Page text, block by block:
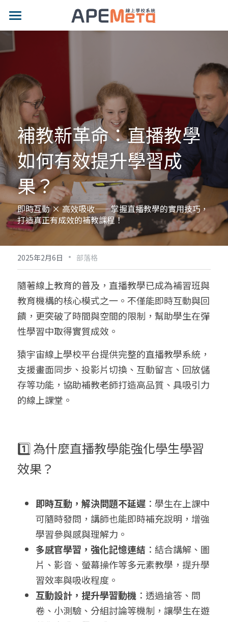
品牌特色
專業功能
示範網站
影片專區
價格方案
最新消息
部落格
聯絡我們
補教新革命：直播教學
如何有效提升學習成
果？
即時互動 × 高效吸收——掌握直播教學的實用技巧，
打造真正有成效的補教課程！
2025年2月6日 · 部落格
隨著線上教育的普及，直播教學已成為補習班與
教育機構的核心模式之一。不僅能即時互動與回
饋，更突破了時間與空間的限制，幫助學生在彈
性學習中取得實質成效。
猿宇宙線上學校平台提供完整的直播教學系統，
支援畫面同步、投影片切換、互動留言、回放儲
存等功能，協助補教老師打造高品質、具吸引力
的線上課堂。
1️⃣ 為什麼直播教學能強化學生學習
效果？
即時互動，解決問題不延遲 ：學生在上課中
可隨時發問，講師也能即時補充說明，增強
學習參與感與理解力。
多感官學習，強化記憶連結 ：結合講解、圖
片、影音、螢幕操作等多元素教學，提升學
習效率與吸收程度。
互動設計，提升學習動機 ：透過搶答、問
卷、小測驗、分組討論等機制，讓學生在遊